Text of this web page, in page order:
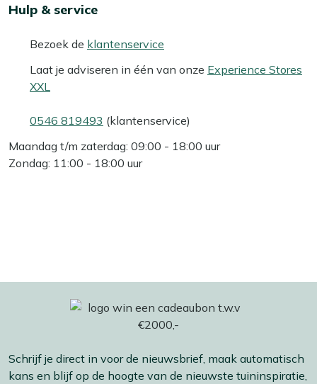
Hulp & service
Bezoek de klantenservice
Laat je adviseren in één van onze Experience Stores
XXL
0546 819493 (klantenservice)
Maandag t/m zaterdag: 09:00 - 18:00 uur
Zondag: 11:00 - 18:00 uur
Schrijf je direct in voor de nieuwsbrief, maak automatisch
kans en blijf op de hoogte van de nieuwste tuininspiratie,